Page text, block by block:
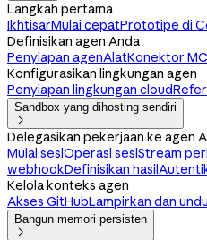
Langkah pertama
IkhtisarMulai cepatPrototipe di
Definisikan agen Anda
Penyiapan agenAlatKonektor
Konfigurasikan lingkungan agen
Penyiapan lingkungan cloud
Sandbox yang dihosting sendiri

Delegasikan pekerjaan ke agen
Mulai sesiOperasi sesiStream
webhookDefinisikan hasil
Kelola konteks agen
Akses GitHubLampirkan dan
Bangun memori persisten
